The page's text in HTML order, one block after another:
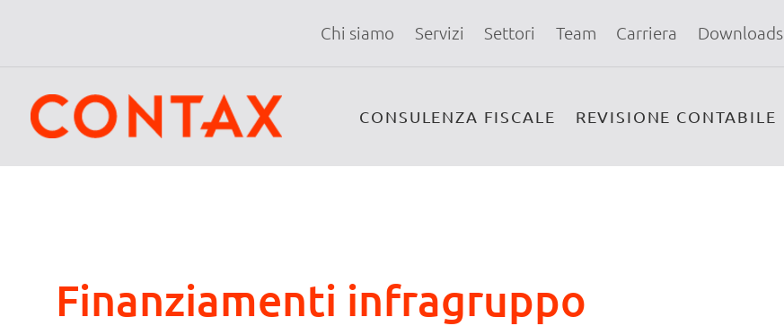
Chi siamo Servizi Settori Team Carriera Downloads
CONSULENZA FISCALE REVISIONE CONTABILE
Finanziamenti infragruppo